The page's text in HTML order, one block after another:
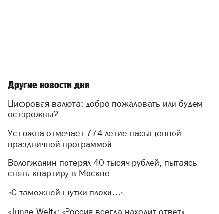
Другие новости дня
Цифровая валюта: добро пожаловать или будем
осторожны?
Устюжна отмечает 774-летие насыщенной
праздничной программой
Вологжанин потерял 40 тысяч рублей, пытаясь
снять квартиру в Москве
«С таможней шутки плохи…»
«Junge Welt»: «Россия всегда находит ответ»